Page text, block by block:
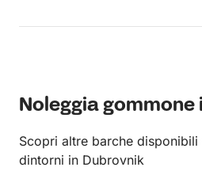
Noleggia gommone
Scopri altre barche
dintorni in Dubrovnik